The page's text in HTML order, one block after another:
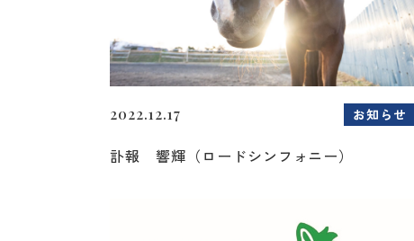
2022.12.17 お知らせ
訃報 響輝（ロードシンフォニー）